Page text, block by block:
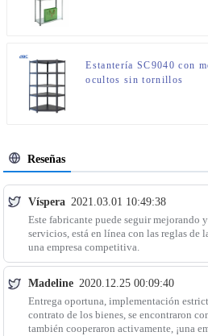
Estantería SC9040 con
ocultos sin tornillos
Reseñas
Víspera 2021.03.01 10:49:38
Este fabricante puede seguir mejorando
servicios, está en línea con las reglas de
una empresa competitiva.
Madeline 2020.12.25 00:09:40
Entrega oportuna, implementación
contrato de los bienes, se encontraron
también cooperaron activamente, ¡una